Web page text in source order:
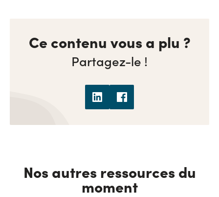
Ce contenu vous a plu ?
Partagez-le !
Nos autres ressources du
moment